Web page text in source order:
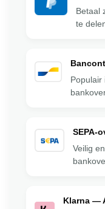
Betaal
te
Populair
SEPA-
Veilig
Klarna —